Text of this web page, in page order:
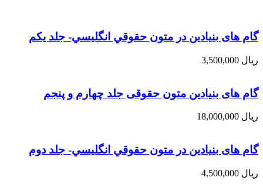
گام های بنیادین در متون حقوقي انگليسي- جلد يكم
ریال
گام های بنیادین متون حقوقی جلد چهارم و پنجم
ریال
گام های بنیادین در متون حقوقي انگليسي- جلد دوم
ریال